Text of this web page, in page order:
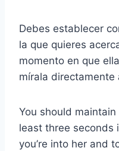
Debes establecer
la que quieres
momento en que
mírala directamente
You should
least three seconds
you’re into her and